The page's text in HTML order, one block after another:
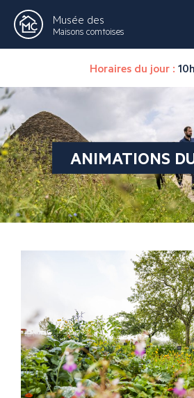
Musée des
Maisons comtoises
Horaires du jour :
ANIMATIONS